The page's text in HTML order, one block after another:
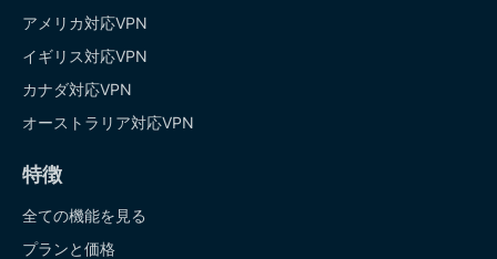
アメリカ対応VPN
イギリス対応VPN
カナダ対応VPN
オーストラリア対応VPN
特徴
全ての機能を見る
プランと価格